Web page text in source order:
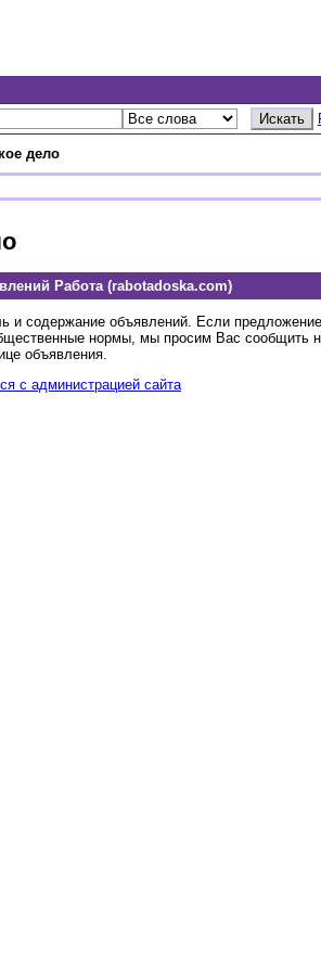
дело
Работа (rabotadoska.com)
и содержание объявлений. Если
нормы, мы просим Вас сообщить
объявления.
с администрацией сайта